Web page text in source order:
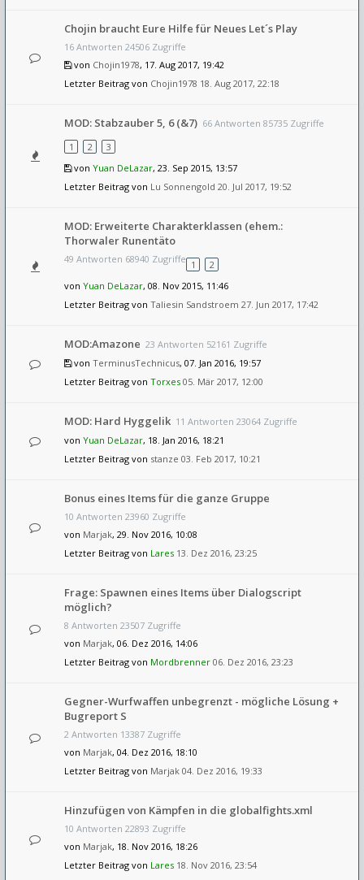
Chojin braucht Eure Hilfe für Neues Let´s Play
16 Antworten 24506 Zugriffe
von Chojin1978, 17. Aug 2017, 19:42
Letzter Beitrag von Chojin1978 18. Aug 2017, 22:18
MOD: Stabzauber 5, 6 (&7) 66 Antworten 85735 Zugriffe
1
2
3
von Yuan DeLazar, 23. Sep 2015, 13:57
Letzter Beitrag von Lu Sonnengold 20. Jul 2017, 19:52
MOD: Erweiterte Charakterklassen (ehem.:
Thorwaler Runentäto
49 Antworten 68940 Zugriffe 1
2
von Yuan DeLazar, 08. Nov 2015, 11:46
Letzter Beitrag von Taliesin Sandstroem 27. Jun 2017, 17:42
MOD:Amazone 23 Antworten 52161 Zugriffe
von TerminusTechnicus, 07. Jan 2016, 19:57
Letzter Beitrag von Torxes 05. Mär 2017, 12:00
MOD: Hard Hyggelik 11 Antworten 23064 Zugriffe
von Yuan DeLazar, 18. Jan 2016, 18:21
Letzter Beitrag von stanze 03. Feb 2017, 10:21
Bonus eines Items für die ganze Gruppe
10 Antworten 23960 Zugriffe
von Marjak, 29. Nov 2016, 10:08
Letzter Beitrag von Lares 13. Dez 2016, 23:25
Frage: Spawnen eines Items über Dialogscript
möglich?
8 Antworten 23507 Zugriffe
von Marjak, 06. Dez 2016, 14:06
Letzter Beitrag von Mordbrenner 06. Dez 2016, 23:23
Gegner-Wurfwaffen unbegrenzt - mögliche Lösung +
Bugreport S
2 Antworten 13387 Zugriffe
von Marjak, 04. Dez 2016, 18:10
Letzter Beitrag von Marjak 04. Dez 2016, 19:33
Hinzufügen von Kämpfen in die globalfights.xml
10 Antworten 22893 Zugriffe
von Marjak, 18. Nov 2016, 18:26
Letzter Beitrag von Lares 18. Nov 2016, 23:54